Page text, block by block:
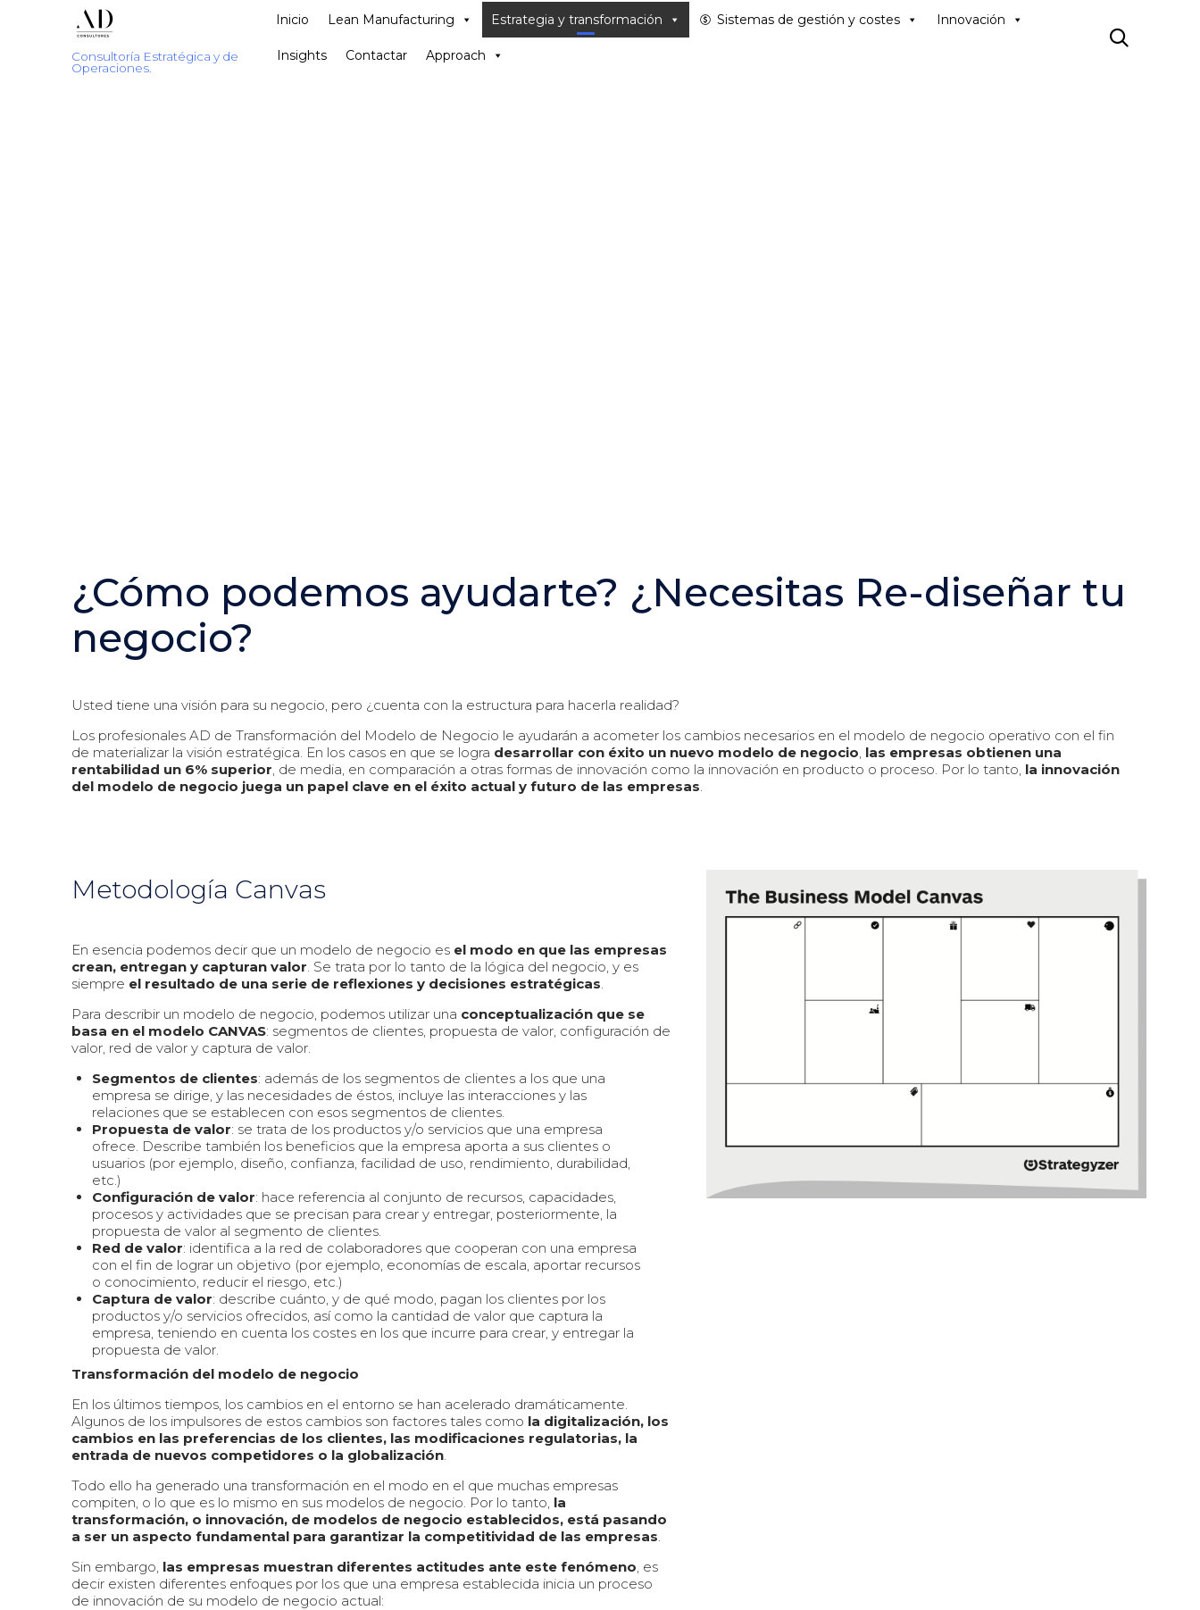
Consultoría Estratégica y de
Operaciones.
content
Inicio Lean Manufacturing Estrategia y transformación Sistemas de gestión y costes Innovación
Insights Contactar Approach

¿Cómo podemos ayudarte? ¿Necesitas Re-diseñar tu
negocio?
Usted tiene una visión para su negocio, pero ¿cuenta con la estructura para hacerla realidad?
Los profesionales AD de Transformación del Modelo de Negocio le ayudarán a acometer los cambios necesarios en el modelo de negocio operativo con el fin
de materializar la visión estratégica. En los casos en que se logra desarrollar con éxito un nuevo modelo de negocio, las empresas obtienen una
rentabilidad un 6% superior, de media, en comparación a otras formas de innovación como la innovación en producto o proceso. Por lo tanto, la innovación
del modelo de negocio juega un papel clave en el éxito actual y futuro de las empresas.
Metodología Canvas
En esencia podemos decir que un modelo de negocio es el modo en que las empresas
crean, entregan y capturan valor. Se trata por lo tanto de la lógica del negocio, y es
siempre el resultado de una serie de reflexiones y decisiones estratégicas.
Para describir un modelo de negocio, podemos utilizar una conceptualización que se
basa en el modelo CANVAS: segmentos de clientes, propuesta de valor, configuración de
valor, red de valor y captura de valor.
Segmentos de clientes: además de los segmentos de clientes a los que una
empresa se dirige, y las necesidades de éstos, incluye las interacciones y las
relaciones que se establecen con esos segmentos de clientes.
Propuesta de valor: se trata de los productos y/o servicios que una empresa
ofrece. Describe también los beneficios que la empresa aporta a sus clientes o
usuarios (por ejemplo, diseño, confianza, facilidad de uso, rendimiento, durabilidad,
etc.)
Configuración de valor: hace referencia al conjunto de recursos, capacidades,
procesos y actividades que se precisan para crear y entregar, posteriormente, la
propuesta de valor al segmento de clientes.
Red de valor: identifica a la red de colaboradores que cooperan con una empresa
con el fin de lograr un objetivo (por ejemplo, economías de escala, aportar recursos
o conocimiento, reducir el riesgo, etc.)
Captura de valor: describe cuánto, y de qué modo, pagan los clientes por los
productos y/o servicios ofrecidos, así como la cantidad de valor que captura la
empresa, teniendo en cuenta los costes en los que incurre para crear, y entregar la
propuesta de valor.
Transformación del modelo de negocio
En los últimos tiempos, los cambios en el entorno se han acelerado dramáticamente.
Algunos de los impulsores de estos cambios son factores tales como la digitalización, los
cambios en las preferencias de los clientes, las modificaciones regulatorias, la
entrada de nuevos competidores o la globalización
Todo ello ha generado una transformación en el modo en el que muchas empresas
compiten, o lo que es lo mismo en sus modelos de negocio. Por lo tanto, la
transformación, o innovación, de modelos de negocio establecidos, está pasando
a ser un aspecto fundamental para garantizar la competitividad de las empresas
Sin embargo, las empresas muestran diferentes actitudes ante este fenómeno , es
decir existen diferentes enfoques por los que una empresa establecida inicia un proceso
de innovación de su modelo de negocio actual: